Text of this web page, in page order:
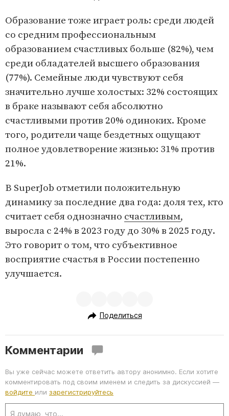
Образование тоже играет роль: среди людей
со средним профессиональным
образованием счастливых больше (82%), чем
среди обладателей высшего образования
(77%). Семейные люди чувствуют себя
значительно лучше холостых: 32% состоящих
в браке называют себя абсолютно
счастливыми против 20% одиноких. Кроме
того, родители чаще бездетных ощущают
полное удовлетворение жизнью: 31% против
21%.
В SuperJob отметили положительную
динамику за последние два года: доля тех, кто
считает себя однозначно счастливым,
выросла с 24% в 2023 году до 30% в 2025 году.
Это говорит о том, что субъективное
восприятие счастья в России постепенно
улучшается.
Поделиться
Комментарии
Вы уже сейчас можете ответить автору анонимно. Если хотите
комментировать под своим именем и следить за дискуссией —
войдите или зарегистрируйтесь